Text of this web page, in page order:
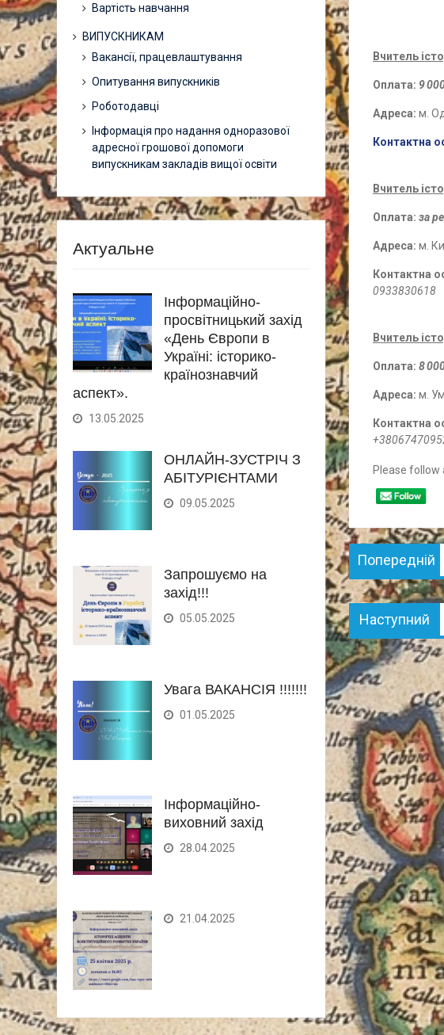
Вчитель
Оплата: 9
Адреса: м.
Контактна
Вчитель
Оплата: за
Адреса: м.
Контактна
0933830618
Вчитель
Оплата: 8
Адреса: м.
Контактна
Please follow
Навігація
записів
Попередній
Наступний
Вартість навчання
ВИПУСКНИКАМ
Вакансії, працевлаштування
Опитування випускників
Роботодавці
Інформація про надання одноразової
адресної грошової допомоги
випускникам закладів вищої освіти
Актуальне
Інформаційно-
просвітницький захід
«День Європи в
Україні: історико-
країнознавчий
аспект».
13.05.2025
ОНЛАЙН-ЗУСТРІЧ З
АБІТУРІЄНТАМИ
09.05.2025
Запрошуємо на
захід!!!
05.05.2025
Увага ВАКАНСІЯ !!!!!!!
01.05.2025
Інформаційно-
виховний захід
28.04.2025
21.04.2025